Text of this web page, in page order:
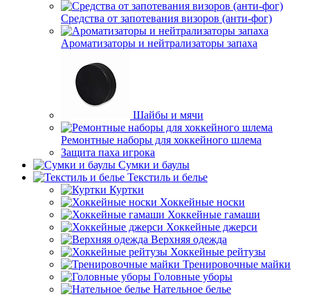
Средства от запотевания визоров (анти-фог)
Ароматизаторы и нейтрализаторы запаха
Шайбы и мячи
Ремонтные наборы для хоккейного шлема
Защита паха игрока
Сумки и баулы
Текстиль и белье
Куртки
Хоккейные носки
Хоккейные гамаши
Хоккейные джерси
Верхняя одежда
Хоккейные рейтузы
Тренировочные майки
Головные уборы
Нательное белье